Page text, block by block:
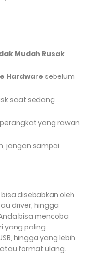
Mudah Rusak
Hardware sebelum
saat sedang
yang rawan
jangan sampai
disebabkan oleh
driver, hingga
bisa mencoba
yang paling
hingga yang lebih
format ulang.